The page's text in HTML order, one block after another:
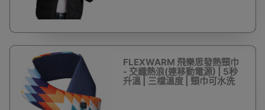
FLEXWARM 飛樂思發熱頸巾
- 交織熱浪(連移動電源) | 5秒
升溫 | 三檔溫度 | 頸巾可水洗